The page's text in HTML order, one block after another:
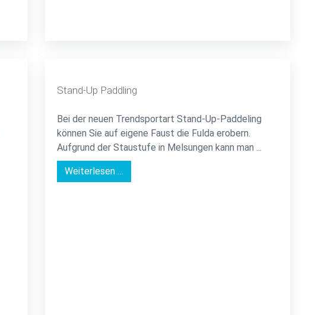
Stand-Up Paddling
Bei der neuen Trendsportart Stand-Up-Paddeling
können Sie auf eigene Faust die Fulda erobern.
Aufgrund der Staustufe in Melsungen kann man ...
Weiterlesen …